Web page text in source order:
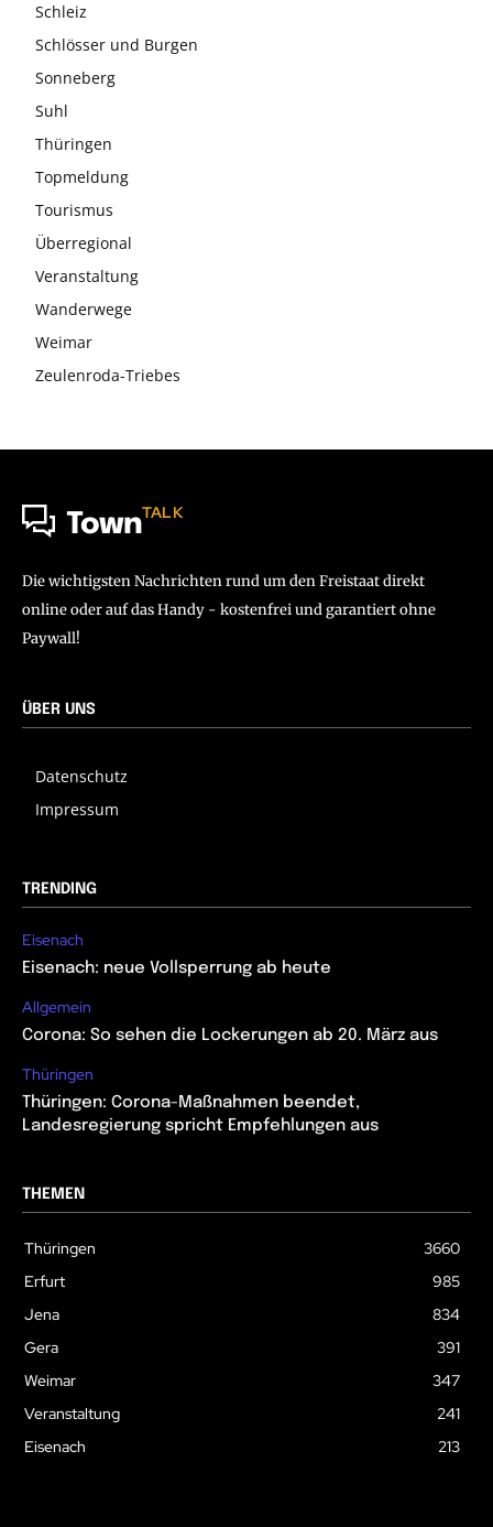
Schleiz
Schlösser und Burgen
Sonneberg
Suhl
Thüringen
Topmeldung
Tourismus
Überregional
Veranstaltung
Wanderwege
Weimar
Zeulenroda-Triebes
TownTALK
Die wichtigsten Nachrichten rund um den Freistaat direkt
online oder auf das Handy - kostenfrei und garantiert ohne
Paywall!
ÜBER UNS
Datenschutz
Impressum
TRENDING
Eisenach
Eisenach: neue Vollsperrung ab heute
Allgemein
Corona: So sehen die Lockerungen ab 20. März aus
Thüringen
Thüringen: Corona-Maßnahmen beendet,
Landesregierung spricht Empfehlungen aus
THEMEN
Thüringen
3660
Erfurt
985
Jena
834
Gera
391
Weimar
347
Veranstaltung
241
Eisenach
213